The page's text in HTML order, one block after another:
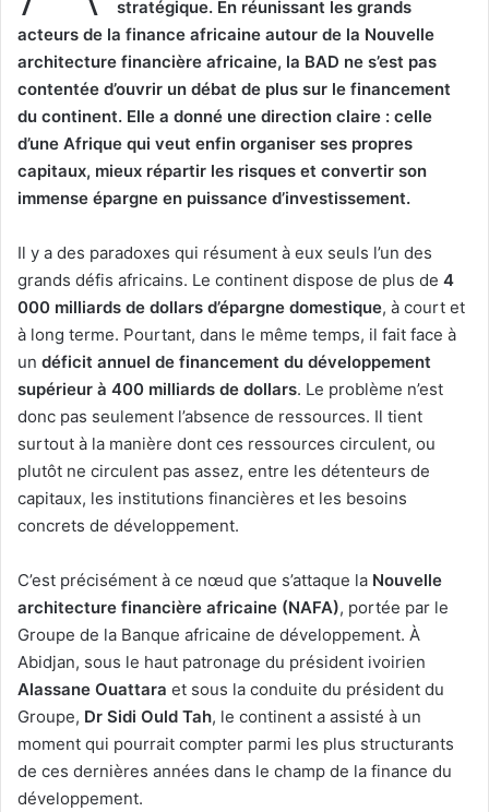
stratégique. En réunissant les grands
acteurs de la finance africaine autour de la Nouvelle
architecture financière africaine, la BAD ne s’est pas
contentée d’ouvrir un débat de plus sur le financement
du continent. Elle a donné une direction claire : celle
d’une Afrique qui veut enfin organiser ses propres
capitaux, mieux répartir les risques et convertir son
immense épargne en puissance d’investissement.
Il y a des paradoxes qui résument à eux seuls l’un des
grands défis africains. Le continent dispose de plus de 4
000 milliards de dollars d’épargne domestique, à court et
à long terme. Pourtant, dans le même temps, il fait face à
un déficit annuel de financement du développement
supérieur à 400 milliards de dollars. Le problème n’est
donc pas seulement l’absence de ressources. Il tient
surtout à la manière dont ces ressources circulent, ou
plutôt ne circulent pas assez, entre les détenteurs de
capitaux, les institutions financières et les besoins
concrets de développement.
C’est précisément à ce nœud que s’attaque la Nouvelle
architecture financière africaine (NAFA), portée par le
Groupe de la Banque africaine de développement. À
Abidjan, sous le haut patronage du président ivoirien
Alassane Ouattara et sous la conduite du président du
Groupe, Dr Sidi Ould Tah, le continent a assisté à un
moment qui pourrait compter parmi les plus structurants
de ces dernières années dans le champ de la finance du
développement.